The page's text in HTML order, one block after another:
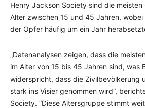
Henry Jackson Society sind die meisten
Alter zwischen 15 und 45 Jahren,
der Opfer häufig um ein Jahr
„Datenanalysen zeigen, dass die
im Alter von 15 bis 45 Jahren sind, was
widerspricht, dass die Zivilbevölkerung
stark ins Visier genommen wird“,
Society. “Diese Altersgruppe stimmt